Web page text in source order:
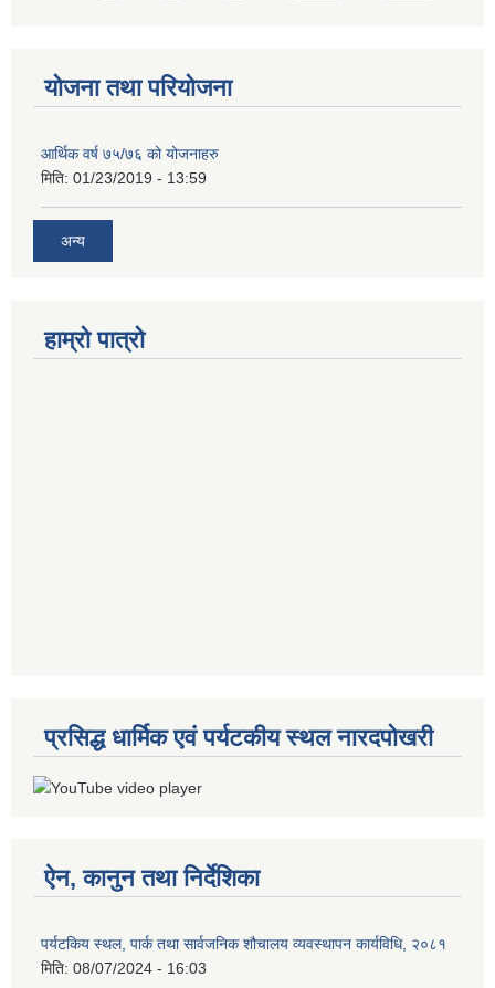
योजना तथा परियोजना
आर्थिक वर्ष ७५/७६ को योजनाहरु
मिति: 01/23/2019 - 13:59
अन्य
हाम्रो पात्रो
प्रसिद्ध धार्मिक एवं पर्यटकीय स्थल नारदपोखरी
ऐन, कानुन तथा निर्देशिका
पर्यटकिय स्थल, पार्क तथा सार्वजनिक शौचालय व्यवस्थापन कार्यविधि, २०८१
मिति: 08/07/2024 - 16:03